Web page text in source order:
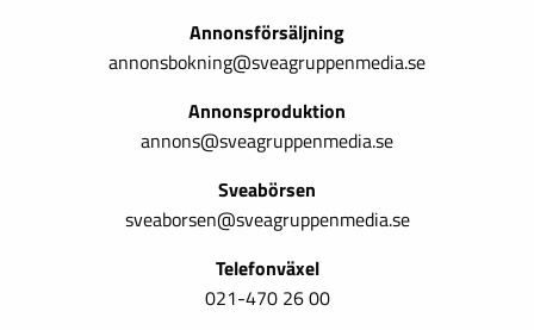
Annonsförsäljning
annonsbokning@sveagruppenmedia.se
Annonsproduktion
annons@sveagruppenmedia.se
Sveabörsen
sveaborsen@sveagruppenmedia.se
Telefonväxel
021-470 26 00